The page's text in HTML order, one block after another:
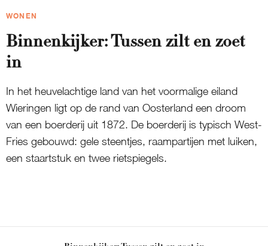
WONEN
Binnenkijker: Tussen zilt en zoet
in
In het heuvelachtige land van het voormalige eiland
Wieringen ligt op de rand van Oosterland een droom
van een boerderij uit 1872. De boerderij is typisch West-
Fries gebouwd: gele steentjes, raampartijen met luiken,
een staartstuk en twee rietspiegels.